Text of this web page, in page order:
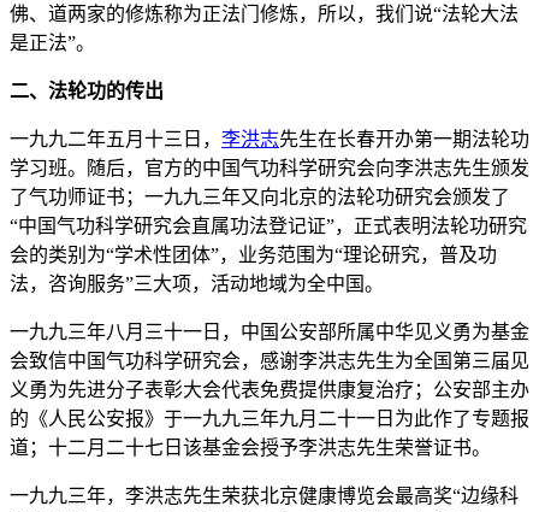
佛、道两家的修炼称为正法门修炼，所以，我们说“法轮大法
是正法”。
二、法轮功的传出
一九九二年五月十三日， 李洪志先生在长春开办第一期法轮功
学习班。随后，官方的中国气功科学研究会向李洪志先生颁发
了气功师证书；一九九三年又向北京的法轮功研究会颁发了
“中国气功科学研究会直属功法登记证”，正式表明法轮功研究
会的类别为“学术性团体”，业务范围为“理论研究，普及功
法，咨询服务”三大项，活动地域为全中国。
一九九三年八月三十一日，中国公安部所属中华见义勇为基金
会致信中国气功科学研究会，感谢李洪志先生为全国第三届见
义勇为先进分子表彰大会代表免费提供康复治疗；公安部主办
的《人民公安报》于一九九三年九月二十一日为此作了专题报
道；十二月二十七日该基金会授予李洪志先生荣誉证书。
一九九三年，李洪志先生荣获北京健康博览会最高奖“边缘科